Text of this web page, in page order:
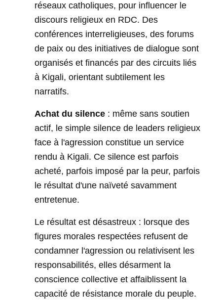
réseaux catholiques, pour influencer le
discours religieux en RDC. Des
conférences interreligieuses, des forums
de paix ou des initiatives de dialogue sont
organisés et financés par des circuits liés
à Kigali, orientant subtilement les
narratifs.
Achat du silence : même sans soutien
actif, le simple silence de leaders religieux
face à l'agression constitue un service
rendu à Kigali. Ce silence est parfois
acheté, parfois imposé par la peur, parfois
le résultat d'une naïveté savamment
entretenue.
Le résultat est désastreux : lorsque des
figures morales respectées refusent de
condamner l'agression ou relativisent les
responsabilités, elles désarment la
conscience collective et affaiblissent la
capacité de résistance morale du peuple.